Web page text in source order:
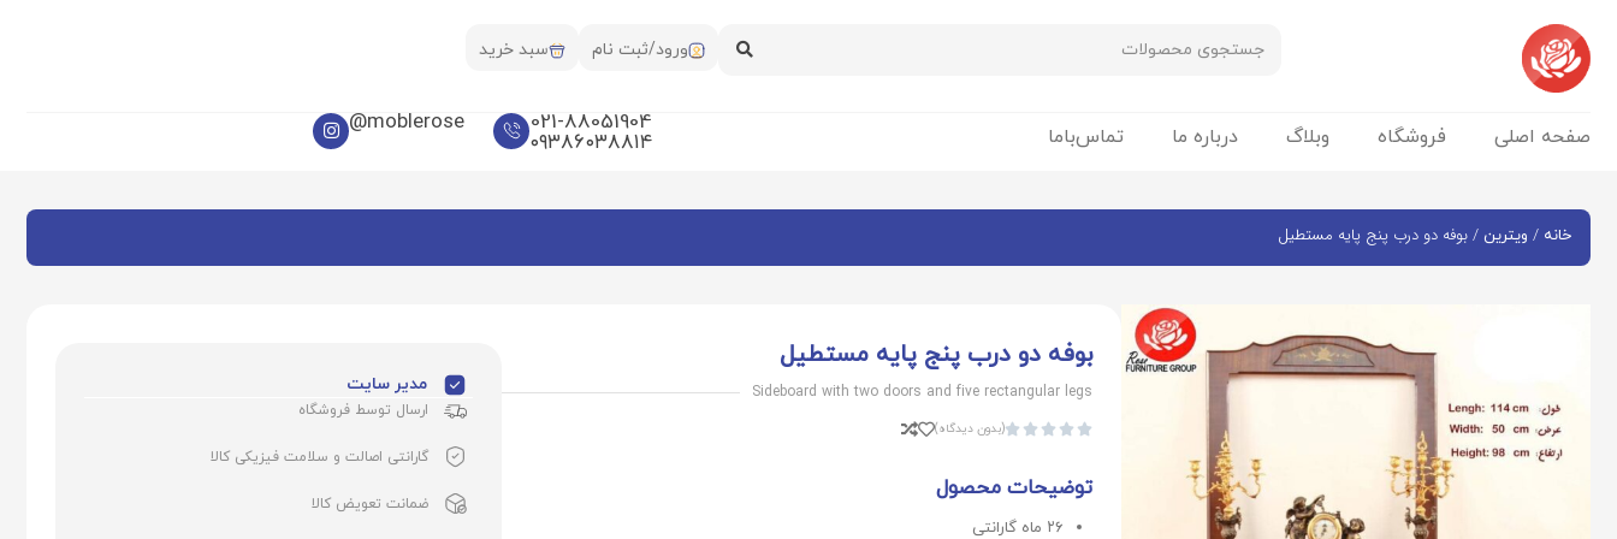
ورود/ثبت نام سبد خرید
صفحه اصلی فروشگاه وبلاگ درباره ما تماس‌با‌ما 021-88051904
۰۹۳۸۶۰۳۸۸۱۴
moblerose@
خانه / ویترین / بوفه دو درب پنج پایه مستطیل
بوفه دو درب پنج پایه مستطیل
Sideboard with two doors and five rectangular legs




(بدون دیدگاه)
توضیحات محصول
۲۶ ماه گارانتی
مدیر سایت
ارسال توسط فروشگاه
گارانتی اصالت و سلامت فیزیکی کالا
ضمانت تعویض کالا